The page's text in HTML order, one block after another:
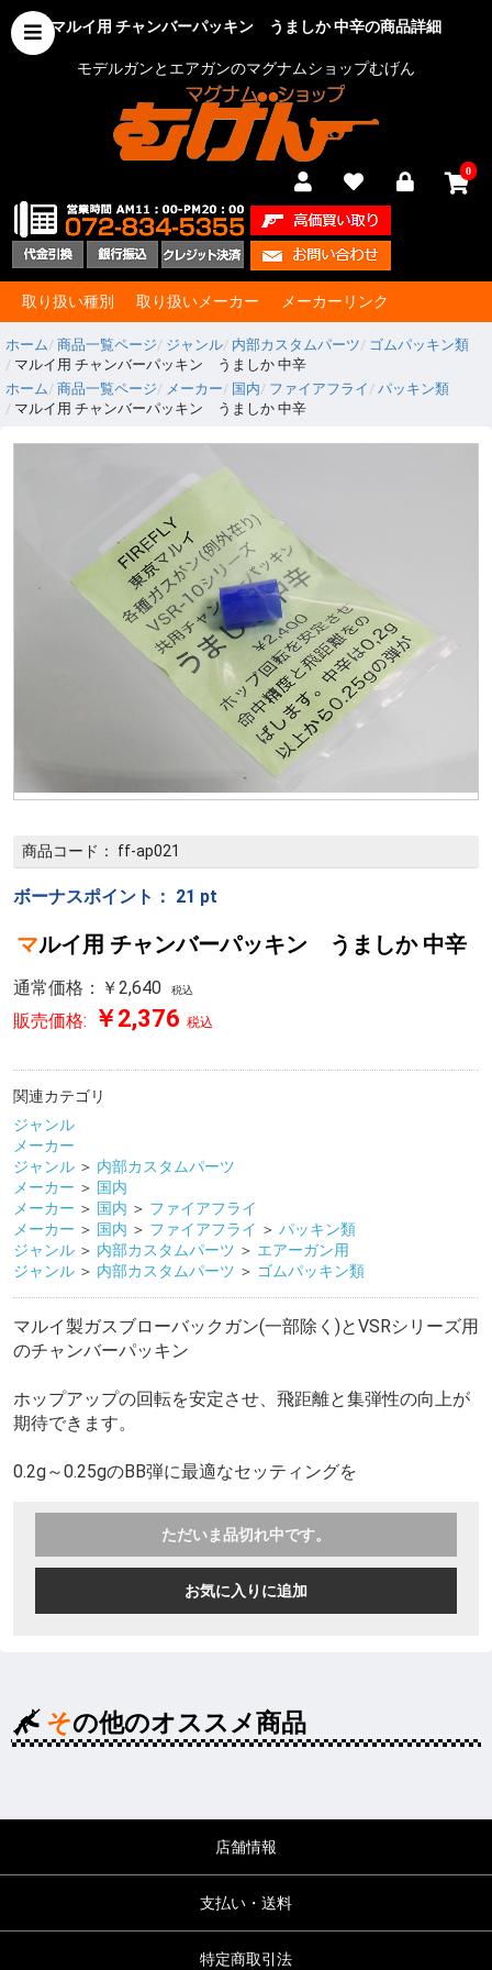
マルイ用 チャンバーパッキン うましか 中辛の商品詳細
モデルガンとエアガンのマグナムショップむげん
0
取り扱い種別 取り扱いメーカー メーカーリンク
ホーム 商品一覧ページ ジャンル 内部カスタムパーツ
ゴムパッキン類
マルイ用 チャンバーパッキン うましか 中辛
ホーム 商品一覧ページ メーカー 国内 ファイアフライ
パッキン類
マルイ用 チャンバーパッキン うましか 中辛
商品コード： ff-ap021
ボーナスポイント： 21 pt
マルイ用 チャンバーパッキン うましか 中辛
通常価格：￥2,640 税込
販売価格: ￥2,376 税込
関連カテゴリ
ジャンル
メーカー
ジャンル ＞ 内部カスタムパーツ
メーカー ＞ 国内
メーカー ＞ 国内 ＞ ファイアフライ
メーカー ＞ 国内 ＞ ファイアフライ ＞ パッキン類
ジャンル ＞ 内部カスタムパーツ ＞ エアーガン用
ジャンル ＞ 内部カスタムパーツ ＞ ゴムパッキン類
マルイ製ガスブローバックガン(一部除く)とVSRシリーズ用
のチャンバーパッキン
ホップアップの回転を安定させ、飛距離と集弾性の向上が
期待できます。
0.2g～0.25gのBB弾に最適なセッティングを
ただいま品切れ中です。
お気に入りに追加
その他のオススメ商品
店舗情報
支払い・送料
特定商取引法